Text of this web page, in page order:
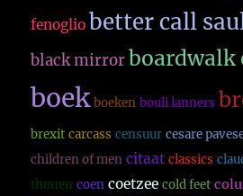
fenoglio better call
black mirror boardwalk
boek boeken bouli lanners
brexit carcass censuur cesare
children of men citaat classics
thonen coen coetzee cold feet